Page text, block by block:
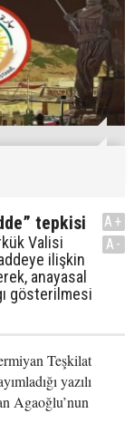
tepkisi
Valisi
ilişkin
anayasal
gösterilmesi
A+
A-
Teşkilat
yazılı
Agaoğlu’nun